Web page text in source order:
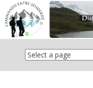
Saltar
contenido